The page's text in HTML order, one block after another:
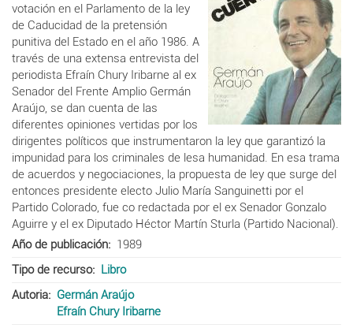
votación en el Parlamento de la ley
de Caducidad de la pretensión
punitiva del Estado en el año 1986. A
través de una extensa entrevista del
periodista Efraín Chury Iribarne al ex
Senador del Frente Amplio Germán
Araújo, se dan cuenta de las
diferentes opiniones vertidas por los
dirigentes políticos que instrumentaron la ley que garantizó la
impunidad para los criminales de lesa humanidad. En esa trama
de acuerdos y negociaciones, la propuesta de ley que surge del
entonces presidente electo Julio María Sanguinetti por el
Partido Colorado, fue co redactada por el ex Senador Gonzalo
Aguirre y el ex Diputado Héctor Martín Sturla (Partido Nacional).
Año de publicación
1989
Tipo de recurso
Libro
Autoria
Germán Araújo
Efraín Chury Iribarne